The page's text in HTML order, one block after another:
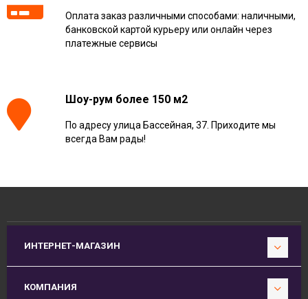
Оплата заказ различными способами: наличными,
банковской картой курьеру или онлайн через
платежные сервисы
Шоу-рум более 150 м2
По адресу улица Бассейная, 37. Приходите мы
всегда Вам рады!
ИНТЕРНЕТ-МАГАЗИН
КОМПАНИЯ